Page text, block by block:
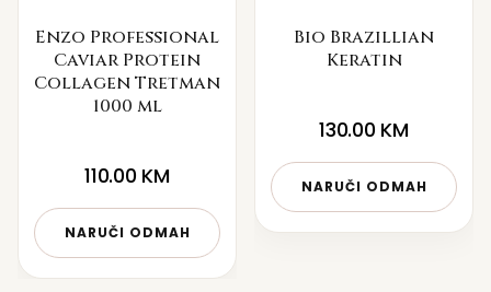
Enzo Professional
Caviar Protein
Collagen Tretman
1000 ml
110.00 KM
NARUČI ODMAH
Bio Brazillian
Keratin
130.00 KM
NARUČI ODMAH